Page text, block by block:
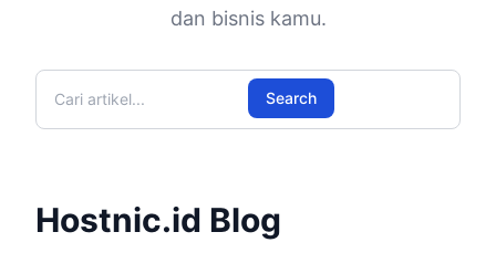
dan bisnis kamu.
Cari artikel
Search
Hostnic.id Blog